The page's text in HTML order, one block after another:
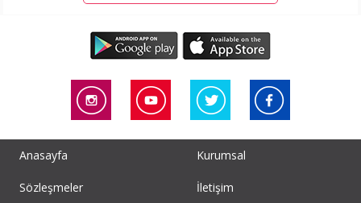
Anasayfa Kurumsal
Sözleşmeler İletişim